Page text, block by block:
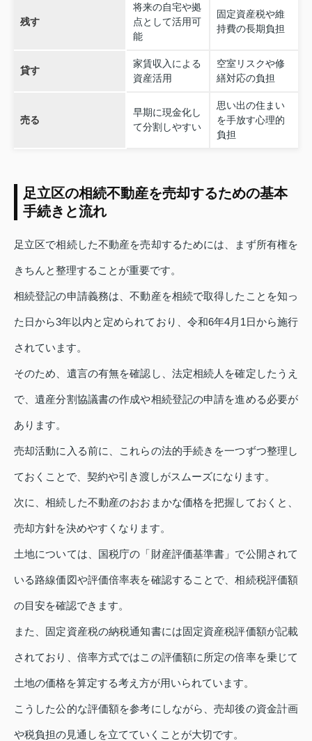
残す
将来の自宅や拠
点として活用可
能
固定資産税や維
持費の長期負担
貸す
家賃収入による
資産活用
空室リスクや修
繕対応の負担
売る
早期に現金化し
て分割しやすい
思い出の住まい
を手放す心理的
負担
足立区の相続不動産を売却するための基本
手続きと流れ
足立区で相続した不動産を売却するためには、まず所有権を
きちんと整理することが重要です。
相続登記の申請義務は、不動産を相続で取得したことを知っ
た日から3年以内と定められており、令和6年4月1日から施行
されています。
そのため、遺言の有無を確認し、法定相続人を確定したうえ
で、遺産分割協議書の作成や相続登記の申請を進める必要が
あります。
売却活動に入る前に、これらの法的手続きを一つずつ整理し
ておくことで、契約や引き渡しがスムーズになります。
次に、相続した不動産のおおまかな価格を把握しておくと、
売却方針を決めやすくなります。
土地については、国税庁の「財産評価基準書」で公開されて
いる路線価図や評価倍率表を確認することで、相続税評価額
の目安を確認できます。
また、固定資産税の納税通知書には固定資産税評価額が記載
されており、倍率方式ではこの評価額に所定の倍率を乗じて
土地の価格を算定する考え方が用いられています。
こうした公的な評価額を参考にしながら、売却後の資金計画
や税負担の見通しを立てていくことが大切です。